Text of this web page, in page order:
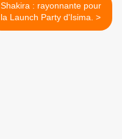
Shakira : rayonnante pour
la Launch Party d'Isima. >